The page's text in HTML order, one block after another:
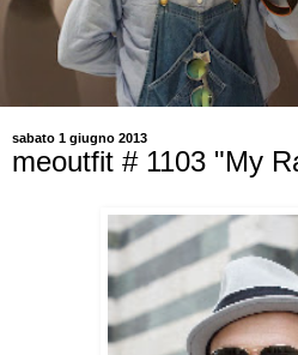
sabato 1 giugno 2013
meoutfit # 1103 "My